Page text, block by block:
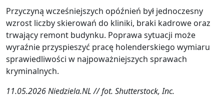
Przyczyną wcześniejszych opóźnień był jednoczesny
wzrost liczby skierowań do kliniki, braki kadrowe oraz
trwający remont budynku. Poprawa sytuacji może
wyraźnie przyspieszyć pracę holenderskiego wymiaru
sprawiedliwości w najpoważniejszych sprawach
kryminalnych.
11.05.2026 Niedziela.NL // fot. Shutterstock, Inc.